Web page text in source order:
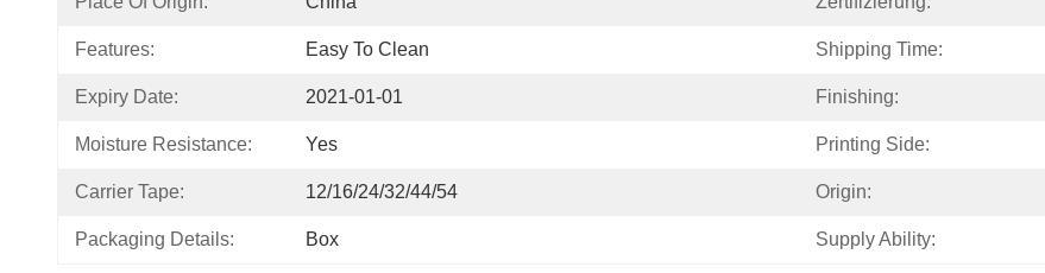
Features: Easy To Clean Shipping Time:
Expiry Date: 2021-01-01 Finishing:
Moisture Resistance: Yes Printing Side:
Carrier Tape: 12/16/24/32/44/54 Origin:
Packaging Details: Box Supply Ability: